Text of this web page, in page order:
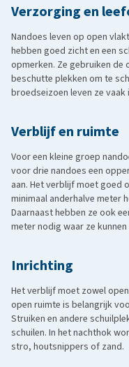
Verzorging en
Nandoes leven op open
hebben goed zicht en een
opmerken. Ze gebruiken de
beschutte plekken om te
broedseizoen leven ze vaak
Verblijf en ruimte
Voor een kleine groep
voor drie nandoes een
aan. Het verblijf moet goed
minimaal anderhalve meter
Daarnaast hebben ze ook
meter nodig waar ze kunnen
Inrichting
Het verblijf moet zowel
open ruimte is belangrijk
Struiken en andere
schuilen. In het nachthok
stro, houtsnippers of zand.